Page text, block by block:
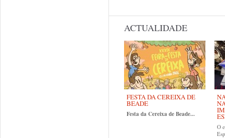
ACTUALIDADE
FESTA DA CEREIXA DE
BEADE
Festa da Cereixa de Beade...
O